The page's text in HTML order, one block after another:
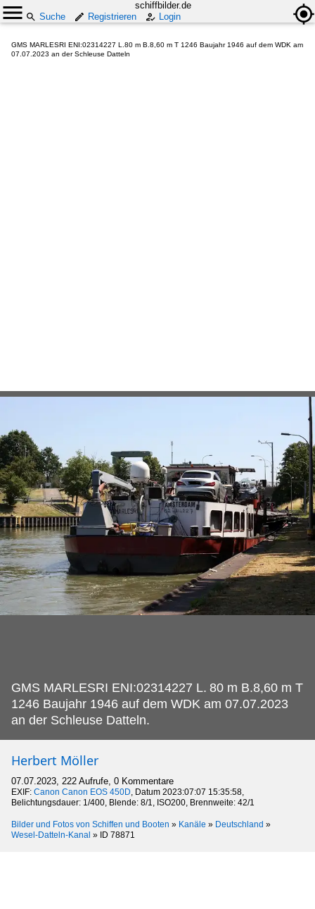
schiffbilder.de
Suche
Registrieren Login
GMS MARLESRI ENI:02314227 L.80 m B.8,60 m T 1246 Baujahr 1946 auf dem WDK am
07.07.2023 an der Schleuse Datteln
GMS MARLESRI ENI:02314227 L. 80 m B.8,60 m T
1246 Baujahr 1946 auf dem WDK am 07.07.2023
an der Schleuse Datteln.
Herbert Möller
07.07.2023, 222 Aufrufe, 0 Kommentare
EXIF: Canon Canon EOS 450D, Datum 2023:07:07 15:35:58,
Belichtungsdauer: 1/400, Blende: 8/1, ISO200, Brennweite: 42/1
Bilder und Fotos von Schiffen und Booten » Kanäle » Deutschland »
Wesel-Datteln-Kanal » ID 78871